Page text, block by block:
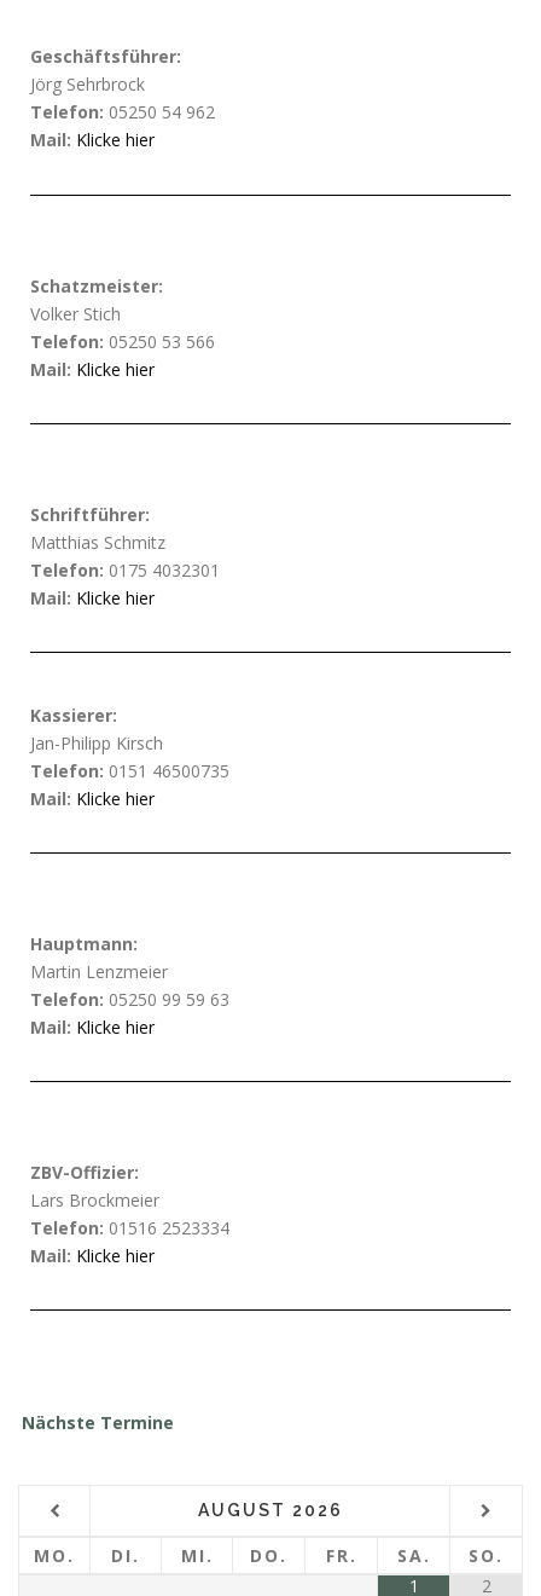
Geschäftsführer:
Jörg Sehrbrock
Telefon: 05250 54 962
Mail: Klicke hier
Schatzmeister:
Volker Stich
Telefon: 05250 53 566
Mail: Klicke hier
Schriftführer:
Matthias Schmitz
Telefon: 0175 4032301
Mail: Klicke hier
Kassierer:
Jan-Philipp Kirsch
Telefon: 0151 46500735
Mail: Klicke hier
Hauptmann:
Martin Lenzmeier
Telefon: 05250 99 59 63
Mail: Klicke hier
ZBV-Offizier:
Lars Brockmeier
Telefon: 01516 2523334
Mail: Klicke hier
Nächste Termine
AUGUST 2026
MO. DI. MI. DO. FR. SA.
SO.
1
2